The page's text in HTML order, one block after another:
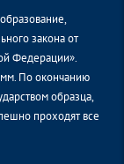
закона от
Федерации».
По окончанию
образца,
проходят все